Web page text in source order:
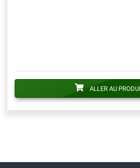
ALLER AU